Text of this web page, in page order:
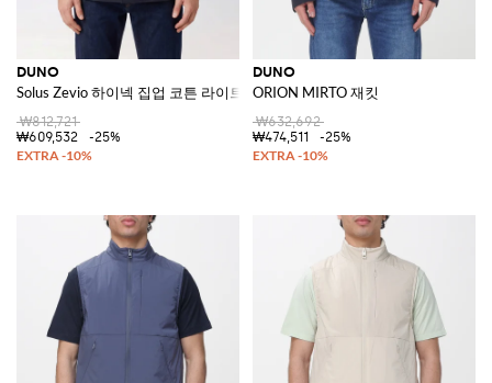
DUNO
Solus Zevio 하이넥 집업 코튼 라이트웨이트 재킷
₩812,721
₩609,532
-25%
DUNO
ORION MIRTO 재킷
₩632,692
₩474,511
-25%